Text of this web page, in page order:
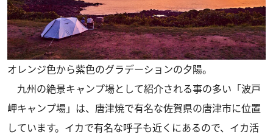
オレンジ色から紫色のグラデーションの夕陽。
九州の絶景キャンプ場として紹介される事の多い「波戸
岬キャンプ場」は、唐津焼で有名な佐賀県の唐津市に位置
しています。イカで有名な呼子も近くにあるので、イカ活